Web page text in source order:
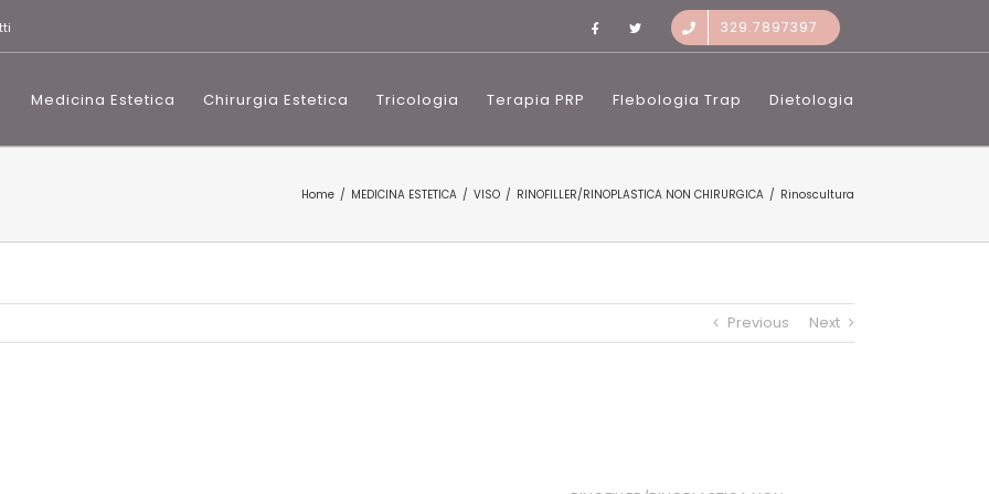
329.7897397
Medicina Estetica Chirurgia Estetica Tricologia Terapia PRP Flebologia Trap Dietologia
Home MEDICINA ESTETICA VISO RINOFILLER/RINOPLASTICA NON CHIRURGICA Rinoscultura
Previous Next